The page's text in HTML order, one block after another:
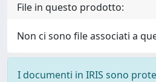
File in questo prodotto:
Non ci sono file associati a
I documenti in IRIS sono